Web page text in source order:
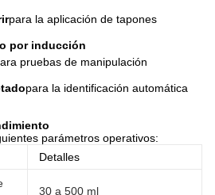
para la aplicación de tapones
por inducción
pruebas de manipulación
para la identificación automática
parámetros operativos:
Detalles
30 a 500 ml